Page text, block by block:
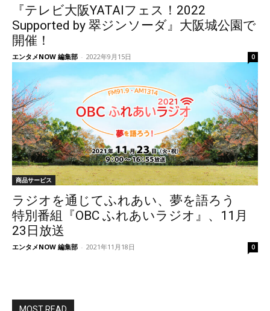
『テレビ大阪YATAIフェス！2022
Supported by 翠ジンソーダ』大阪城公園で
開催！
エンタメNOW 編集部 - 2022年9月15日 0
商品サービス
ラジオを通じてふれあい、夢を語ろう
特別番組『OBC ふれあいラジオ』、11月
23日放送
エンタメNOW 編集部 - 2021年11月18日 0